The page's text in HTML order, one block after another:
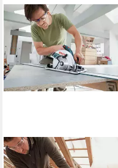
BOSCH PROFESSIONAL
Handkreissäge GKS 65 GCE